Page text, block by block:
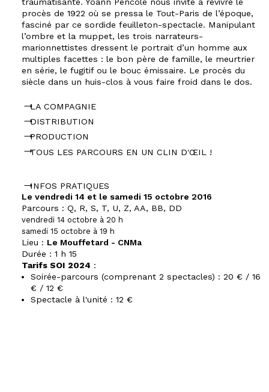
traumatisante. Yoann Pencolé nous invite à revivre le
procès de 1922 où se pressa le Tout-Paris de l’époque,
fasciné par ce sordide feuilleton-spectacle. Manipulant
l’ombre et la muppet, les trois narrateurs-
marionnettistes dressent le portrait d’un homme aux
multiples facettes : le bon père de famille, le meurtrier
en série, le fugitif ou le bouc émissaire. Le procès du
siècle dans un huis-clos à vous faire froid dans le dos.
LA COMPAGNIE
DISTRIBUTION
PRODUCTION
TOUS LES PARCOURS EN UN CLIN D'ŒIL !
INFOS PRATIQUES
Le vendredi 14 et le samedi 15 octobre 2016
Parcours : Q, R, S, T, U, Z, AA, BB, DD
vendredi 14 octobre à 20 h
samedi 15 octobre à 19 h
Lieu : Le Mouffetard - CNMa
Durée : 1 h 15
Tarifs SOI 2024 :
Soirée-parcours (comprenant 2 spectacles) : 20 € / 16
€ / 12 €
Spectacle à l'unité : 12 €